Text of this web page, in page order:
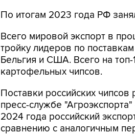
По итогам 2023 года РФ
Всего мировой экспорт в
тройку лидеров по
Бельгия и США. Всего на
картофельных чипсов.
Поставки российских
пресс-службе
2024 года российский
сравнению с аналогичным